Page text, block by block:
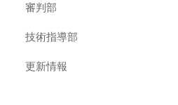
審判部
技術指導部
更新情報